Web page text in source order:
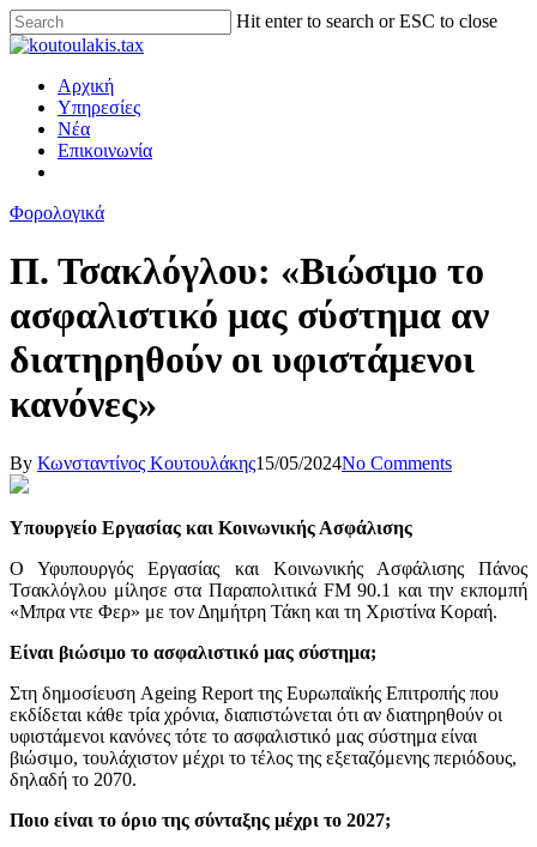
Hit enter to search or ESC to close
Αρχική
Υπηρεσίες
Νέα
Επικοινωνία
Φορολογικά
Π. Τσακλόγλου: «Βιώσιμο το
ασφαλιστικό μας σύστημα αν
διατηρηθούν οι υφιστάμενοι
κανόνες»
By Κωνσταντίνος Κουτουλάκης15/05/2024No Comments
Υπουργείο Εργασίας και Κοινωνικής Ασφάλισης
Ο Υφυπουργός Εργασίας και Κοινωνικής Ασφάλισης Πάνος
Τσακλόγλου μίλησε στα Παραπολιτικά FM 90.1 και την εκπομπή
«Μπρα ντε Φερ» με τον Δημήτρη Τάκη και τη Χριστίνα Κοραή.
Είναι βιώσιμο το ασφαλιστικό μας σύστημα;
Στη δημοσίευση Ageing Report της Ευρωπαϊκής Επιτροπής που
εκδίδεται κάθε τρία χρόνια, διαπιστώνεται ότι αν διατηρηθούν οι
υφιστάμενοι κανόνες τότε το ασφαλιστικό μας σύστημα είναι
βιώσιμο, τουλάχιστον μέχρι το τέλος της εξεταζόμενης περιόδους,
δηλαδή το 2070.
Ποιο είναι το όριο της σύνταξης μέχρι το 2027;